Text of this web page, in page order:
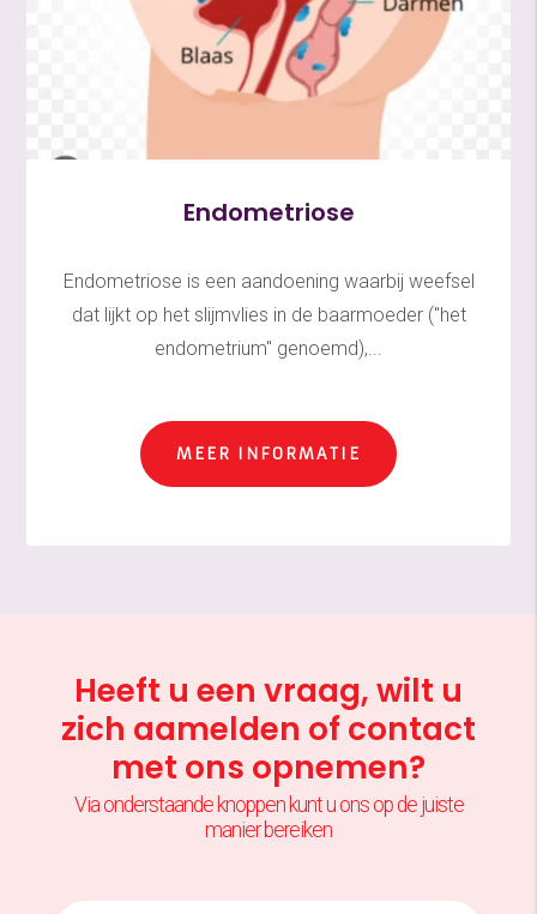
Endometriose
Endometriose is een aandoening waarbij weefsel
dat lijkt op het slijmvlies in de baarmoeder ("het
endometrium" genoemd),...
MEER INFORMATIE
Heeft u een vraag, wilt u
zich aamelden of contact
met ons opnemen?
Via onderstaande knoppen kunt u ons op de juiste
manier bereiken